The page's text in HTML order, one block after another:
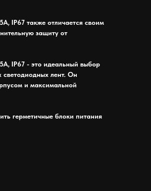
IP67 также отличается своим
защиту от
IP67 - это идеальный выбор
светодиодных лент. Он
и максимальной
герметичные блоки питания